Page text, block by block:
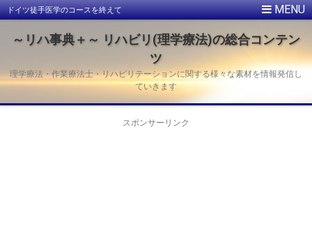
ドイツ徒手医学のコースを終えて
～リハ事典＋～ リハビリ(理学療法)の総合コンテン
ツ
理学療法・作業療法士・リハビリテーションに関する様々な素材を情報発信し
ていきます
スポンサーリンク